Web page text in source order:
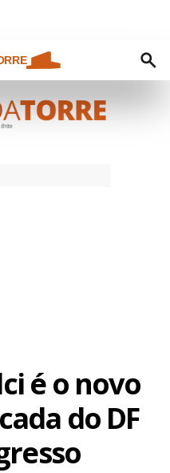
é o novo
do DF